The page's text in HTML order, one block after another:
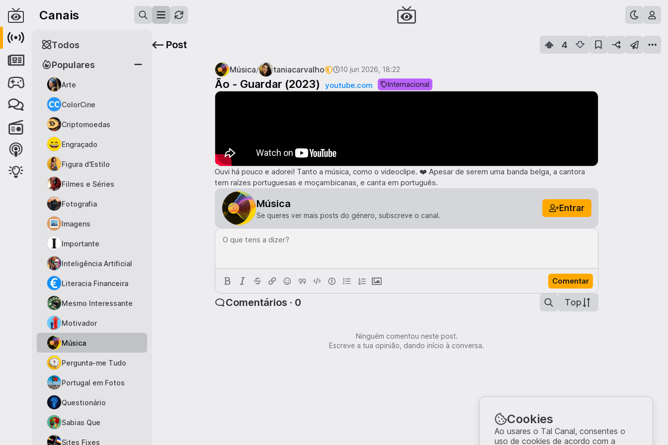
Canais
Populares
Arte
ColorCine
Criptomoedas
Engraçado
Figura d'Estilo
Filmes e Séries
Fotografia
Imagens
Importante
Inteligência Artificial
Literacia Financeira
Mesmo Interessante
Motivador
Música
Pergunta-me Tudo
Portugal em Fotos
Questionário
Sabias Que
Sites Fixes
Todos Post 4
Música/ taniacarvalho 10 jun 2026, 18:22
Ão - Guardar (2023) youtube.com Internacional
Ouvi há pouco e adorei! Tanto a música, como o videoclipe. ❤️ Apesar de serem uma banda belga, a cantora
tem raízes portuguesas e moçambicanas, e canta em português.
Música
Se queres ver mais posts do género, subscreve o canal.
Entrar
O que tens a dizer?
Comentar
Comentários · 0 Top
Ninguém comentou neste post.
Escreve a tua opinião, dando início à conversa.
Cookies
Ao usares o Tal Canal, consentes o
uso de cookies de acordo com a